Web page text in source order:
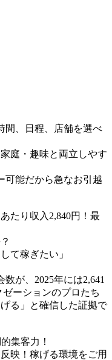
間、日程、店舗を選べ
庭・趣味と両立しやす
可能だから急なお引越
たり収入2,840円！最
て稼ぎたい」
が、2025年には2,641
ーションのプロたち
る」と確信した証拠で
集客力！
映！稼げる環境をご用